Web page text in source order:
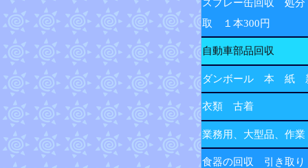
スプレー缶回収 処
取 １本300円
自動車部品回収
ダンボール 本 紙
衣類 古着
業務用、大型品、作業
食器の回収 引き取り